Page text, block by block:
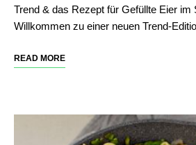
Trend & das Rezept für Gefüllte Eier im
Willkommen zu einer neuen Trend-
READ MORE